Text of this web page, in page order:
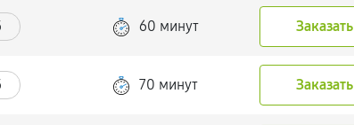
60 минут Заказать
70 минут Заказать